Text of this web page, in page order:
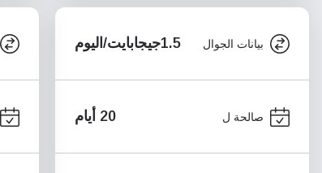
بيانات الجوال 1.5جيجابايت/اليوم
صالحة ل 20 أيام